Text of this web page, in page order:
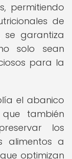
permitiendo
de
se garantiza
solo sean
para la
el abanico
también
los
alimentos a
optimizan